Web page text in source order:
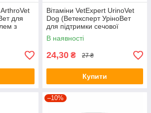
ArthroVet
для
з
Вітаміни VetExpert UrinoVet
Dog (Ветексперт УріноВет
для підтримки сечової
системи у собак) 30 табл.
В наявності
24,30 ₴ 27 ₴
Купити
–10%